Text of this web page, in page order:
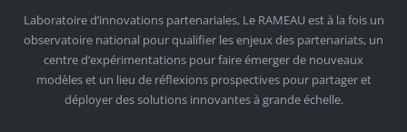
Laboratoire d’innovations partenariales, Le RAMEAU est à la fois un
observatoire national pour qualifier les enjeux des partenariats, un
centre d’expérimentations pour faire émerger de nouveaux
modèles et un lieu de réflexions prospectives pour partager et
déployer des solutions innovantes à grande échelle.